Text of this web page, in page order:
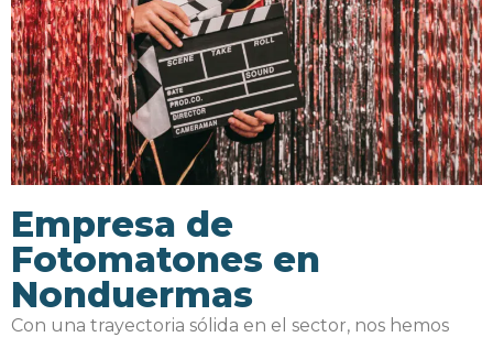
Empresa de
Fotomatones en
Nonduermas
Con una trayectoria sólida en el sector, nos hemos